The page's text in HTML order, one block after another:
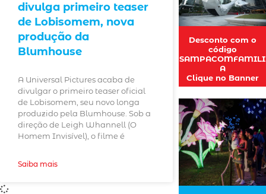
divulga primeiro teaser
de Lobisomem, nova
produção da
Blumhouse
A Universal Pictures acaba de
divulgar o primeiro teaser oficial
de Lobisomem, seu novo longa
produzido pela Blumhouse. Sob a
direção de Leigh Whannell (O
Homem Invisível), o filme é
Saiba mais
Desconto com o
código
SAMPACOMFAMILI
A
Clique no Banner